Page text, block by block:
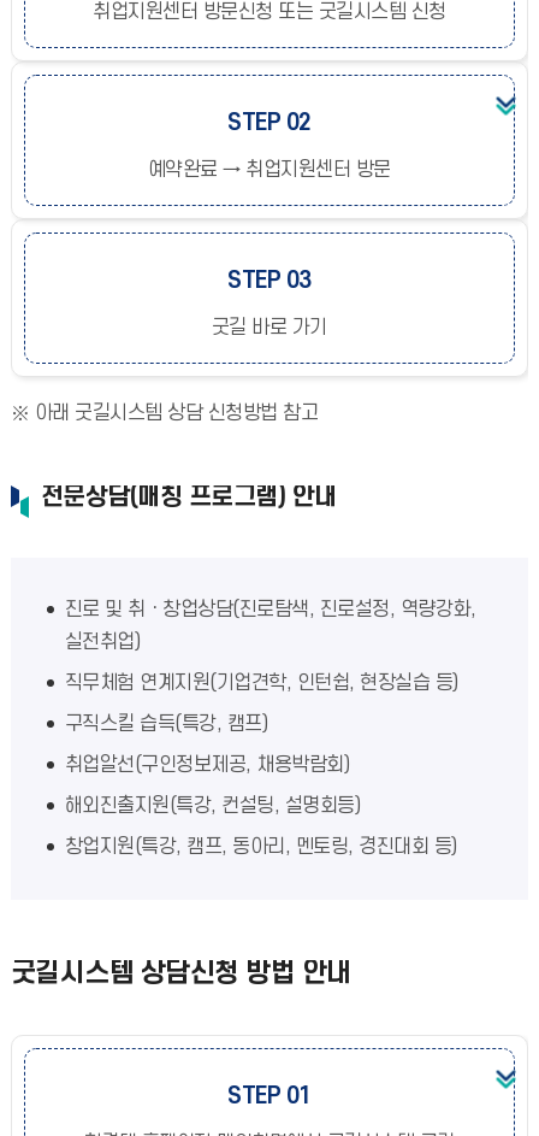
취업지원센터 방문신청 또는 굿길시스템 신청
STEP 02
예약완료 → 취업지원센터 방문
STEP 03
굿길 바로 가기
아래 굿길시스템 상담 신청방법 참고
전문상담(매칭 프로그램) 안내
진로 및 취ㆍ창업상담(진로탐색, 진로설정, 역량강화,
실전취업)
직무체험 연계지원(기업견학, 인턴쉽, 현장실습 등)
구직스킬 습득(특강, 캠프)
취업알선(구인정보제공, 채용박람회)
해외진출지원(특강, 컨설팅, 설명회등)
창업지원(특강, 캠프, 동아리, 멘토링, 경진대회 등)
굿길시스템 상담신청 방법 안내
STEP 01